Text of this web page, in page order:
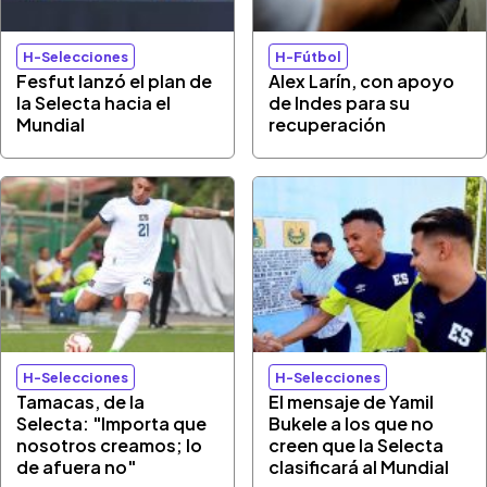
H-Selecciones
Fesfut lanzó el plan de
la Selecta hacia el
Mundial
H-Fútbol
Alex Larín, con apoyo
de Indes para su
recuperación
H-Selecciones
Tamacas, de la
Selecta: "Importa que
nosotros creamos; lo
de afuera no"
H-Selecciones
El mensaje de Yamil
Bukele a los que no
creen que la Selecta
clasificará al Mundial